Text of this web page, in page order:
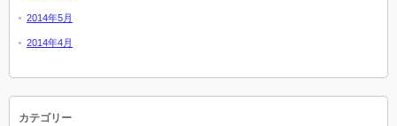
2014年5月
2014年4月
カテゴリー